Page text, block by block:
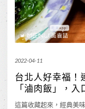
2022-04-11
台北人好幸福！
「滷肉飯」，
這篇收藏起來，經典美